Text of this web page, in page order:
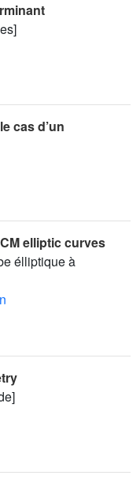
cas d’un
elliptic curves
élliptique à